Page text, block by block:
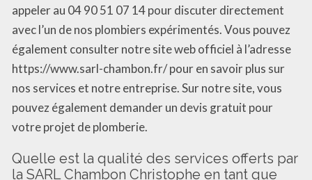
appeler au 04 90 51 07 14 pour discuter directement
avec l’un de nos plombiers expérimentés. Vous pouvez
également consulter notre site web officiel à l’adresse
https://www.sarl-chambon.fr/ pour en savoir plus sur
nos services et notre entreprise. Sur notre site, vous
pouvez également demander un devis gratuit pour
votre projet de plomberie.
Quelle est la qualité des services offerts par
la SARL Chambon Christophe en tant que